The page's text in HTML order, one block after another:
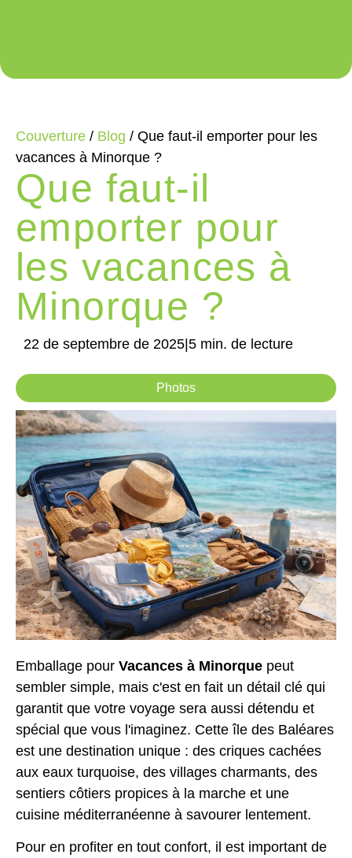
Couverture / Blog / Que faut-il emporter pour les
vacances à Minorque ?
Que faut-il
emporter pour
les vacances à
Minorque ?
22 de septembre de 2025 5 min. de lecture
Photos
Emballage pour Vacances à Minorque peut
sembler simple, mais c'est en fait un détail clé qui
garantit que votre voyage sera aussi détendu et
spécial que vous l'imaginez. Cette île des Baléares
est une destination unique : des criques cachées
aux eaux turquoise, des villages charmants, des
sentiers côtiers propices à la marche et une
cuisine méditerranéenne à savourer lentement.
Pour en profiter en tout confort, il est important de